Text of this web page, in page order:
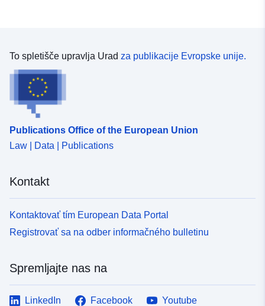
To spletišče upravlja Urad za publikacije Evropske unije.
Publications Office of the European Union
Law | Data | Publications
Kontakt
Kontaktovať tím European Data Portal
Registrovať sa na odber informačného bulletinu
Spremljajte nas na
LinkedIn Facebook
Youtube